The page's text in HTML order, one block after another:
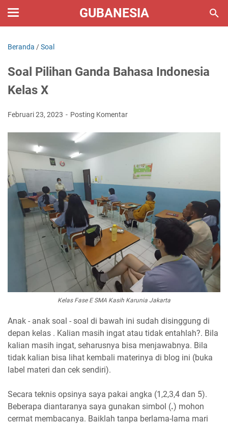
GUBANESIA
Beranda /Soal
Soal Pilihan Ganda Bahasa Indonesia
Kelas X
Februari 23, 2023 Posting Komentar
Kelas Fase E SMA Kasih Karunia Jakarta
Anak - anak soal - soal di bawah ini sudah disinggung di
depan kelas . Kalian masih ingat atau tidak entahlah?. Bila
kalian masih ingat, seharusnya bisa menjawabnya. Bila
tidak kalian bisa lihat kembali materinya di blog ini (buka
label materi dan cek sendiri).
Secara teknis opsinya saya pakai angka (1,2,3,4 dan 5).
Beberapa diantaranya saya gunakan simbol (.) mohon
cermat membacanya. Baiklah tanpa berlama-lama mari